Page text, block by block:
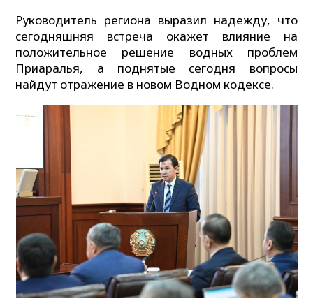
Руководитель региона выразил надежду, что
сегодняшняя встреча окажет влияние на
положительное решение водных проблем
Приаралья, а поднятые сегодня вопросы
найдут отражение в новом Водном кодексе.